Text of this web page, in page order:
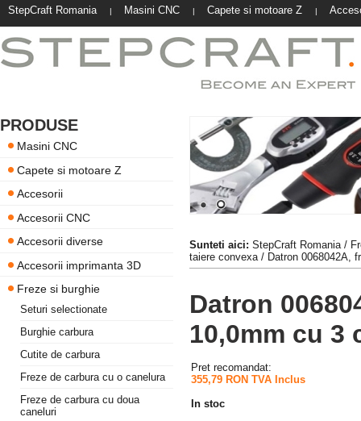
StepCraft Romania | Masini CNC | Capete si motoare Z |
PRODUSE
Masini CNC
Capete si motoare Z
Accesorii
Accesorii CNC
Accesorii diverse
Accesorii imprimanta 3D
Freze si burghie
Seturi selectionate
Burghie carbura
Cutite de carbura
Freze de carbura cu o canelura
Freze de carbura cu doua
caneluri
Sunteti aici: StepCraft Romania/
taiere convexa/ Datron 0068042A,
Datron
10,0mm cu 3
Pret recomandat:
355,79 RON TVA Inclus
In stoc